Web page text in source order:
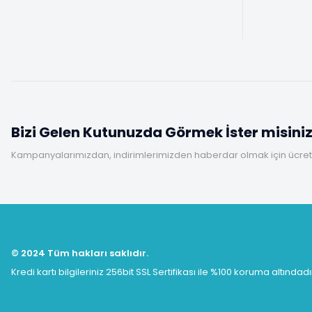
Bizi Gelen Kutunuzda Görmek İster
Kampanyalarımızdan, indirimlerimizden haberdar olmak için
© 2024 Tüm hakları saklıdır.
Kredi kartı bilgileriniz 256bit SSL Sertifikası ile %100 koruma